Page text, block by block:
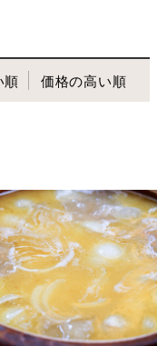
順 価格の高い順